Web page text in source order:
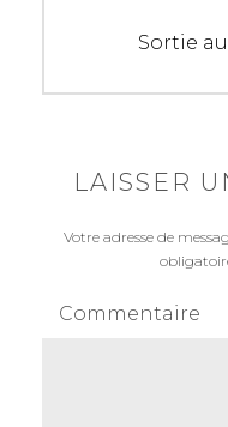
Next
Sortie
LAISSER
Votre adresse de
Commentaire